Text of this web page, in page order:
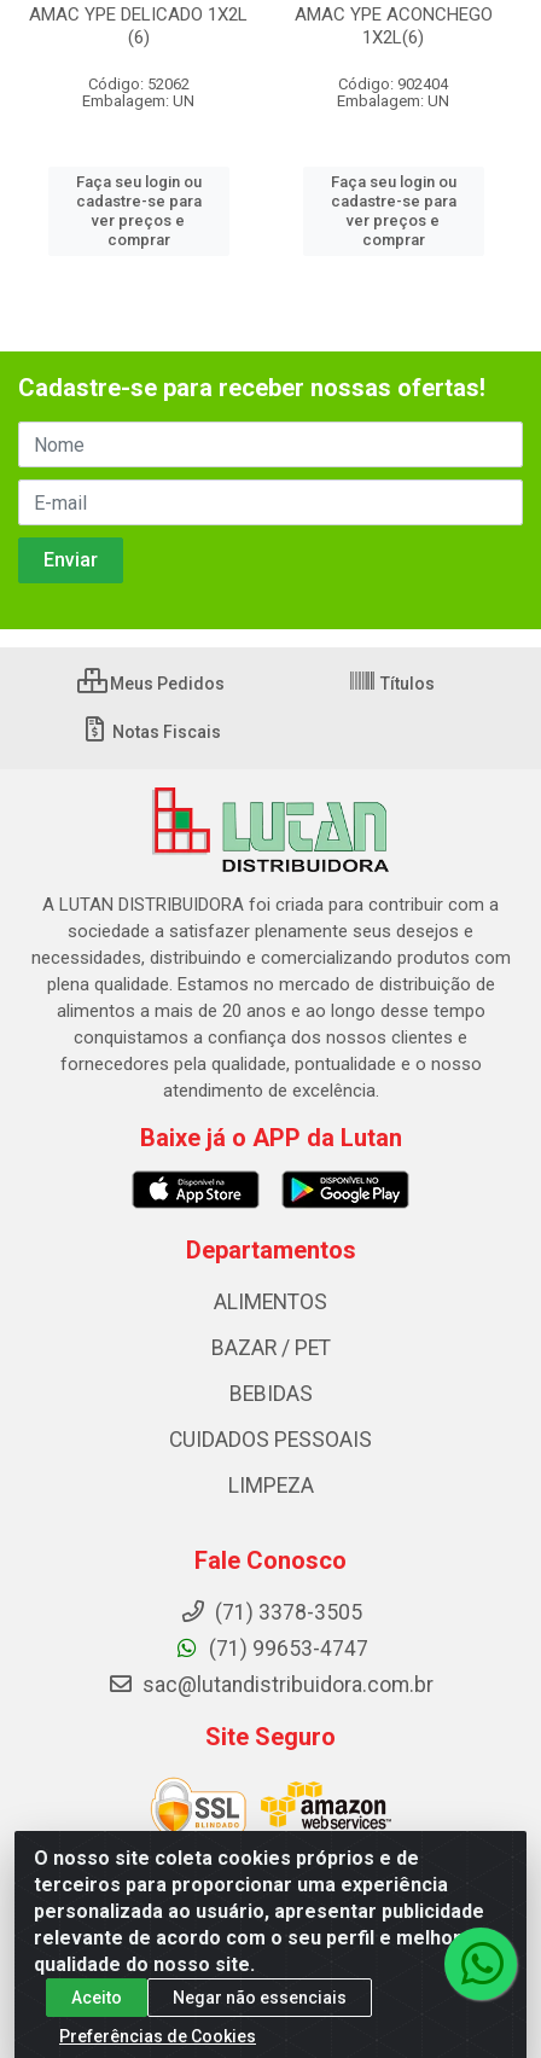
AMAC YPE DELICADO 1X2L
(6)
Código: 52062
Embalagem: UN
Faça seu login ou
cadastre-se para
ver preços e
comprar
AMAC YPE ACONCHEGO
1X2L(6)
Código: 902404
Embalagem: UN
Faça seu login ou
cadastre-se para
ver preços e
comprar
O nosso site coleta cookies próprios e de
terceiros para proporcionar uma experiência
personalizada ao usuário, apresentar publicidade
relevante de acordo com o seu perfil e melhorar a
qualidade do nosso site.
Aceito
Negar não essenciais
Preferências de Cookies
Cadastre-se para receber nossas ofertas!
Meus Pedidos Títulos
Notas Fiscais
A LUTAN DISTRIBUIDORA foi criada para contribuir com a
sociedade a satisfazer plenamente seus desejos e
necessidades, distribuindo e comercializando produtos com
plena qualidade. Estamos no mercado de distribuição de
alimentos a mais de 20 anos e ao longo desse tempo
conquistamos a confiança dos nossos clientes e
fornecedores pela qualidade, pontualidade e o nosso
atendimento de excelência.
Baixe já o APP da Lutan
Departamentos
ALIMENTOS
BAZAR / PET
BEBIDAS
CUIDADOS PESSOAIS
LIMPEZA
Fale Conosco
(71) 3378-3505
(71) 99653-4747
sac@lutandistribuidora.com.br
Site Seguro
Lutan Distribuidora - Rua Dr. Gerino Souza Filho, 1525 - Itinga -
Lauro de Freitas / BA - CEP 42700-000 - CNPJ
05.156.713/0001-62